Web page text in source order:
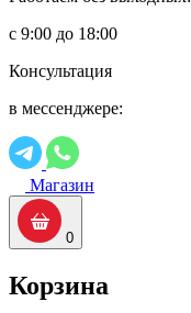
с 9:00 до 18:00
Консультация
в мессенджере:
Магазин
0
Корзина